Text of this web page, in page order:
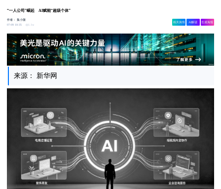
“一人公司”崛起 AI赋能“超级个体”
作者：集小微
07-09 10:35
1.1w
相关舆情 AI解读 生成海报
来源： 新华网